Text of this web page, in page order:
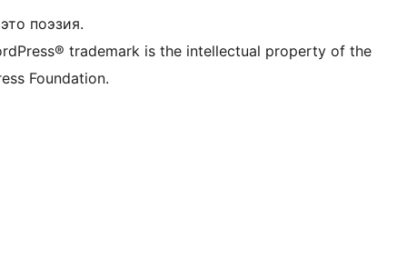
поэзия.
trademark is the intellectual property of the
Foundation.